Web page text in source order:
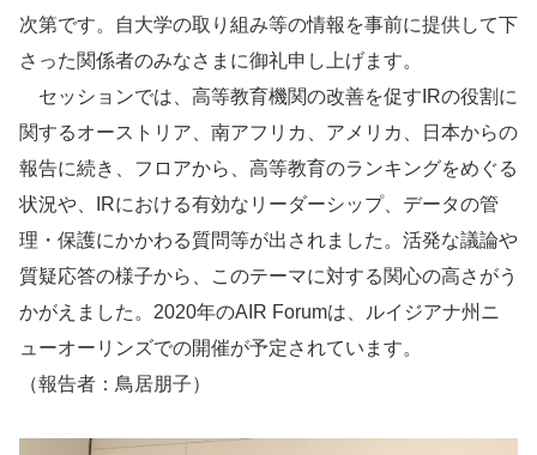
次第です。自大学の取り組み等の情報を事前に提供して下
さった関係者のみなさまに御礼申し上げます。
セッションでは、高等教育機関の改善を促すIRの役割に
関するオーストリア、南アフリカ、アメリカ、日本からの
報告に続き、フロアから、高等教育のランキングをめぐる
状況や、IRにおける有効なリーダーシップ、データの管
理・保護にかかわる質問等が出されました。活発な議論や
質疑応答の様子から、このテーマに対する関心の高さがう
かがえました。2020年のAIR Forumは、ルイジアナ州ニ
ューオーリンズでの開催が予定されています。
（報告者：鳥居朋子）